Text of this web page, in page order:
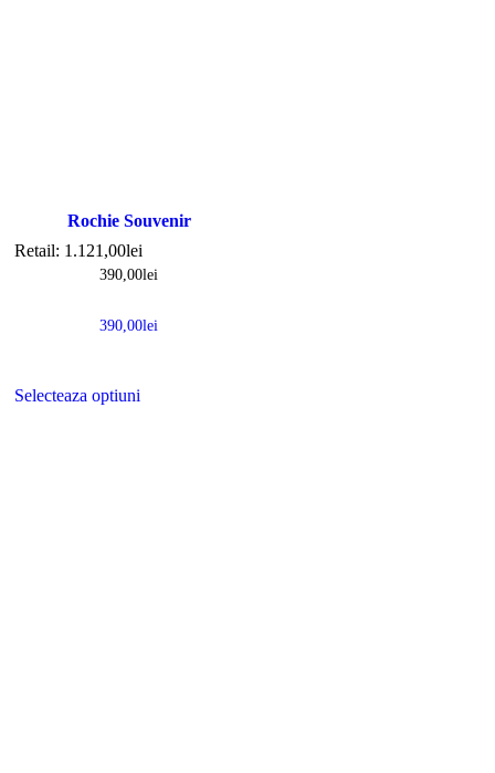
Rochie Souvenir
Retail: 1.121,00lei
390,00lei
390,00lei
Selecteaza optiuni